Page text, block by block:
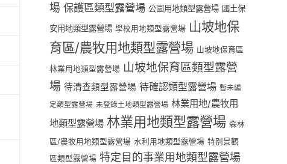
場 保護區類型露營場 公園用地類型露營場 國土保
安用地類型露營場 學校用地類型露營場 山坡地保
育區/農牧用地類型露營場 山坡地保育區
林業用地類型露營場 山坡地保育區類型露營
場 待清查類型露營場 待確認類型露營場 暫未編
定類型露營場 未登錄土地類型露營場 林業用地/農牧用
地類型露營場 林業用地類型露營場 森林
區/農牧用地類型露營場 水利用地類型露營場 特別景觀
區類型露營場 特定目的事業用地類型露營場